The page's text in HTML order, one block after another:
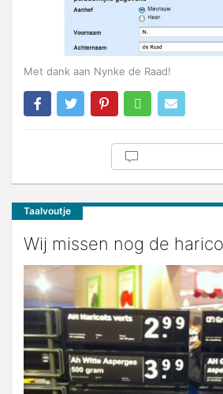
Met dank aan Nynke de Raad!
Taalvoutje
Wij missen nog de